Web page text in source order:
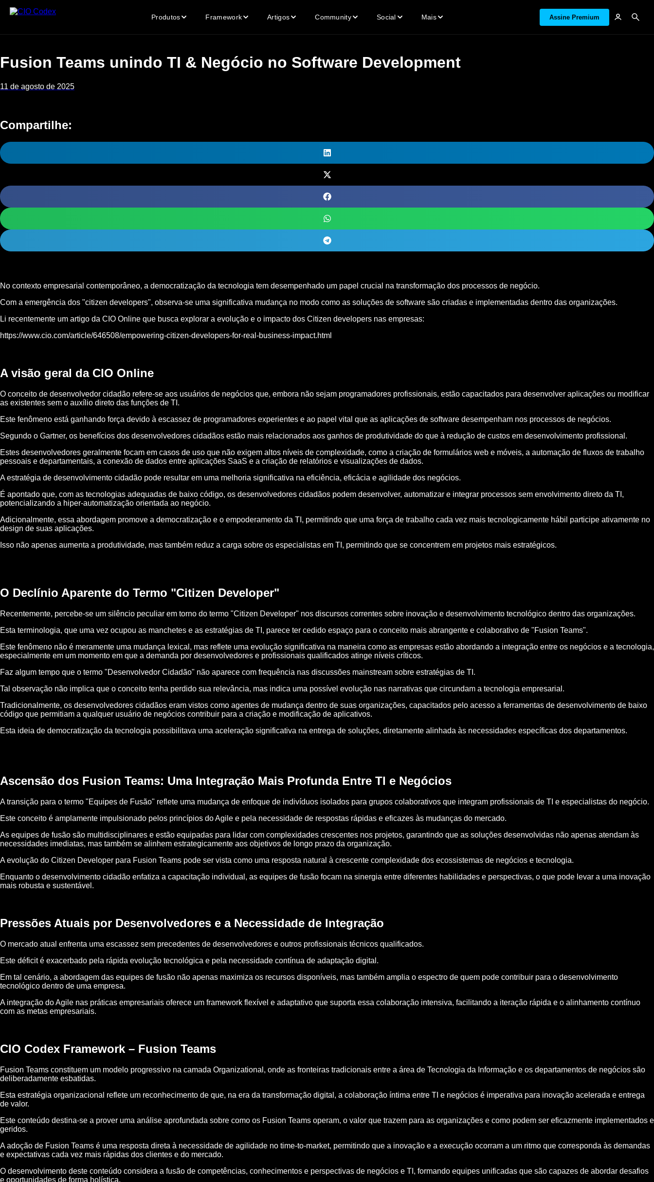
Produtos Framework Artigos Community Social Mais Assine Premium
Fusion Teams unindo TI & Negócio no Software Development
11 de agosto de 2025
Compartilhe:
No contexto empresarial contemporâneo, a democratização da tecnologia tem desempenhado um papel crucial na transformação dos processos de negócio.
Com a emergência dos "citizen developers", observa-se uma significativa mudança no modo como as soluções de software são criadas e implementadas dentro das organizações.
Li recentemente um artigo da CIO Online que busca explorar a evolução e o impacto dos Citizen developers nas empresas:
https://www.cio.com/article/646508/empowering-citizen-developers-for-real-business-impact.html
A visão geral da CIO Online
O conceito de desenvolvedor cidadão refere-se aos usuários de negócios que, embora não sejam programadores profissionais, estão capacitados para desenvolver aplicações ou modificar
as existentes sem o auxílio direto das funções de TI.
Este fenômeno está ganhando força devido à escassez de programadores experientes e ao papel vital que as aplicações de software desempenham nos processos de negócios.
Segundo o Gartner, os benefícios dos desenvolvedores cidadãos estão mais relacionados aos ganhos de produtividade do que à redução de custos em desenvolvimento profissional.
Estes desenvolvedores geralmente focam em casos de uso que não exigem altos níveis de complexidade, como a criação de formulários web e móveis, a automação de fluxos de trabalho
pessoais e departamentais, a conexão de dados entre aplicações SaaS e a criação de relatórios e visualizações de dados.
A estratégia de desenvolvimento cidadão pode resultar em uma melhoria significativa na eficiência, eficácia e agilidade dos negócios.
É apontado que, com as tecnologias adequadas de baixo código, os desenvolvedores cidadãos podem desenvolver, automatizar e integrar processos sem envolvimento direto da TI,
potencializando a hiper-automatização orientada ao negócio.
Adicionalmente, essa abordagem promove a democratização e o empoderamento da TI, permitindo que uma força de trabalho cada vez mais tecnologicamente hábil participe ativamente no
design de suas aplicações.
Isso não apenas aumenta a produtividade, mas também reduz a carga sobre os especialistas em TI, permitindo que se concentrem em projetos mais estratégicos.
O Declínio Aparente do Termo "Citizen Developer"
Recentemente, percebe-se um silêncio peculiar em torno do termo "Citizen Developer" nos discursos correntes sobre inovação e desenvolvimento tecnológico dentro das organizações.
Esta terminologia, que uma vez ocupou as manchetes e as estratégias de TI, parece ter cedido espaço para o conceito mais abrangente e colaborativo de "Fusion Teams".
Este fenômeno não é meramente uma mudança lexical, mas reflete uma evolução significativa na maneira como as empresas estão abordando a integração entre os negócios e a tecnologia,
especialmente em um momento em que a demanda por desenvolvedores e profissionais qualificados atinge níveis críticos.
Faz algum tempo que o termo "Desenvolvedor Cidadão" não aparece com frequência nas discussões mainstream sobre estratégias de TI.
Tal observação não implica que o conceito tenha perdido sua relevância, mas indica uma possível evolução nas narrativas que circundam a tecnologia empresarial.
Tradicionalmente, os desenvolvedores cidadãos eram vistos como agentes de mudança dentro de suas organizações, capacitados pelo acesso a ferramentas de desenvolvimento de baixo
código que permitiam a qualquer usuário de negócios contribuir para a criação e modificação de aplicativos.
Esta ideia de democratização da tecnologia possibilitava uma aceleração significativa na entrega de soluções, diretamente alinhada às necessidades específicas dos departamentos.
Ascensão dos Fusion Teams: Uma Integração Mais Profunda Entre TI e Negócios
A transição para o termo "Equipes de Fusão" reflete uma mudança de enfoque de indivíduos isolados para grupos colaborativos que integram profissionais de TI e especialistas do negócio.
Este conceito é amplamente impulsionado pelos princípios do Agile e pela necessidade de respostas rápidas e eficazes às mudanças do mercado.
As equipes de fusão são multidisciplinares e estão equipadas para lidar com complexidades crescentes nos projetos, garantindo que as soluções desenvolvidas não apenas atendam às
necessidades imediatas, mas também se alinhem estrategicamente aos objetivos de longo prazo da organização.
A evolução do Citizen Developer para Fusion Teams pode ser vista como uma resposta natural à crescente complexidade dos ecossistemas de negócios e tecnologia.
Enquanto o desenvolvimento cidadão enfatiza a capacitação individual, as equipes de fusão focam na sinergia entre diferentes habilidades e perspectivas, o que pode levar a uma inovação
mais robusta e sustentável.
Pressões Atuais por Desenvolvedores e a Necessidade de Integração
O mercado atual enfrenta uma escassez sem precedentes de desenvolvedores e outros profissionais técnicos qualificados.
Este déficit é exacerbado pela rápida evolução tecnológica e pela necessidade contínua de adaptação digital.
Em tal cenário, a abordagem das equipes de fusão não apenas maximiza os recursos disponíveis, mas também amplia o espectro de quem pode contribuir para o desenvolvimento
tecnológico dentro de uma empresa.
A integração do Agile nas práticas empresariais oferece um framework flexível e adaptativo que suporta essa colaboração intensiva, facilitando a iteração rápida e o alinhamento contínuo
com as metas empresariais.
CIO Codex Framework – Fusion Teams
Fusion Teams constituem um modelo progressivo na camada Organizational, onde as fronteiras tradicionais entre a área de Tecnologia da Informação e os departamentos de negócios são
deliberadamente esbatidas.
Esta estratégia organizacional reflete um reconhecimento de que, na era da transformação digital, a colaboração íntima entre TI e negócios é imperativa para inovação acelerada e entrega
de valor.
Este conteúdo destina-se a prover uma análise aprofundada sobre como os Fusion Teams operam, o valor que trazem para as organizações e como podem ser eficazmente implementados e
geridos.
A adoção de Fusion Teams é uma resposta direta à necessidade de agilidade no time-to-market, permitindo que a inovação e a execução ocorram a um ritmo que corresponda às demandas
e expectativas cada vez mais rápidas dos clientes e do mercado.
O desenvolvimento deste conteúdo considera a fusão de competências, conhecimentos e perspectivas de negócios e TI, formando equipes unificadas que são capazes de abordar desafios
e oportunidades de forma holística.